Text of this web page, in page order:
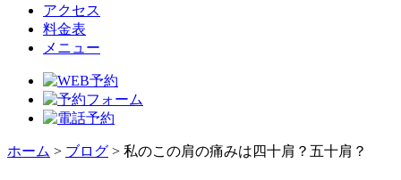
アクセス
料金表
メニュー
ホーム > ブログ > 私のこの肩の痛みは四十肩？五十肩？